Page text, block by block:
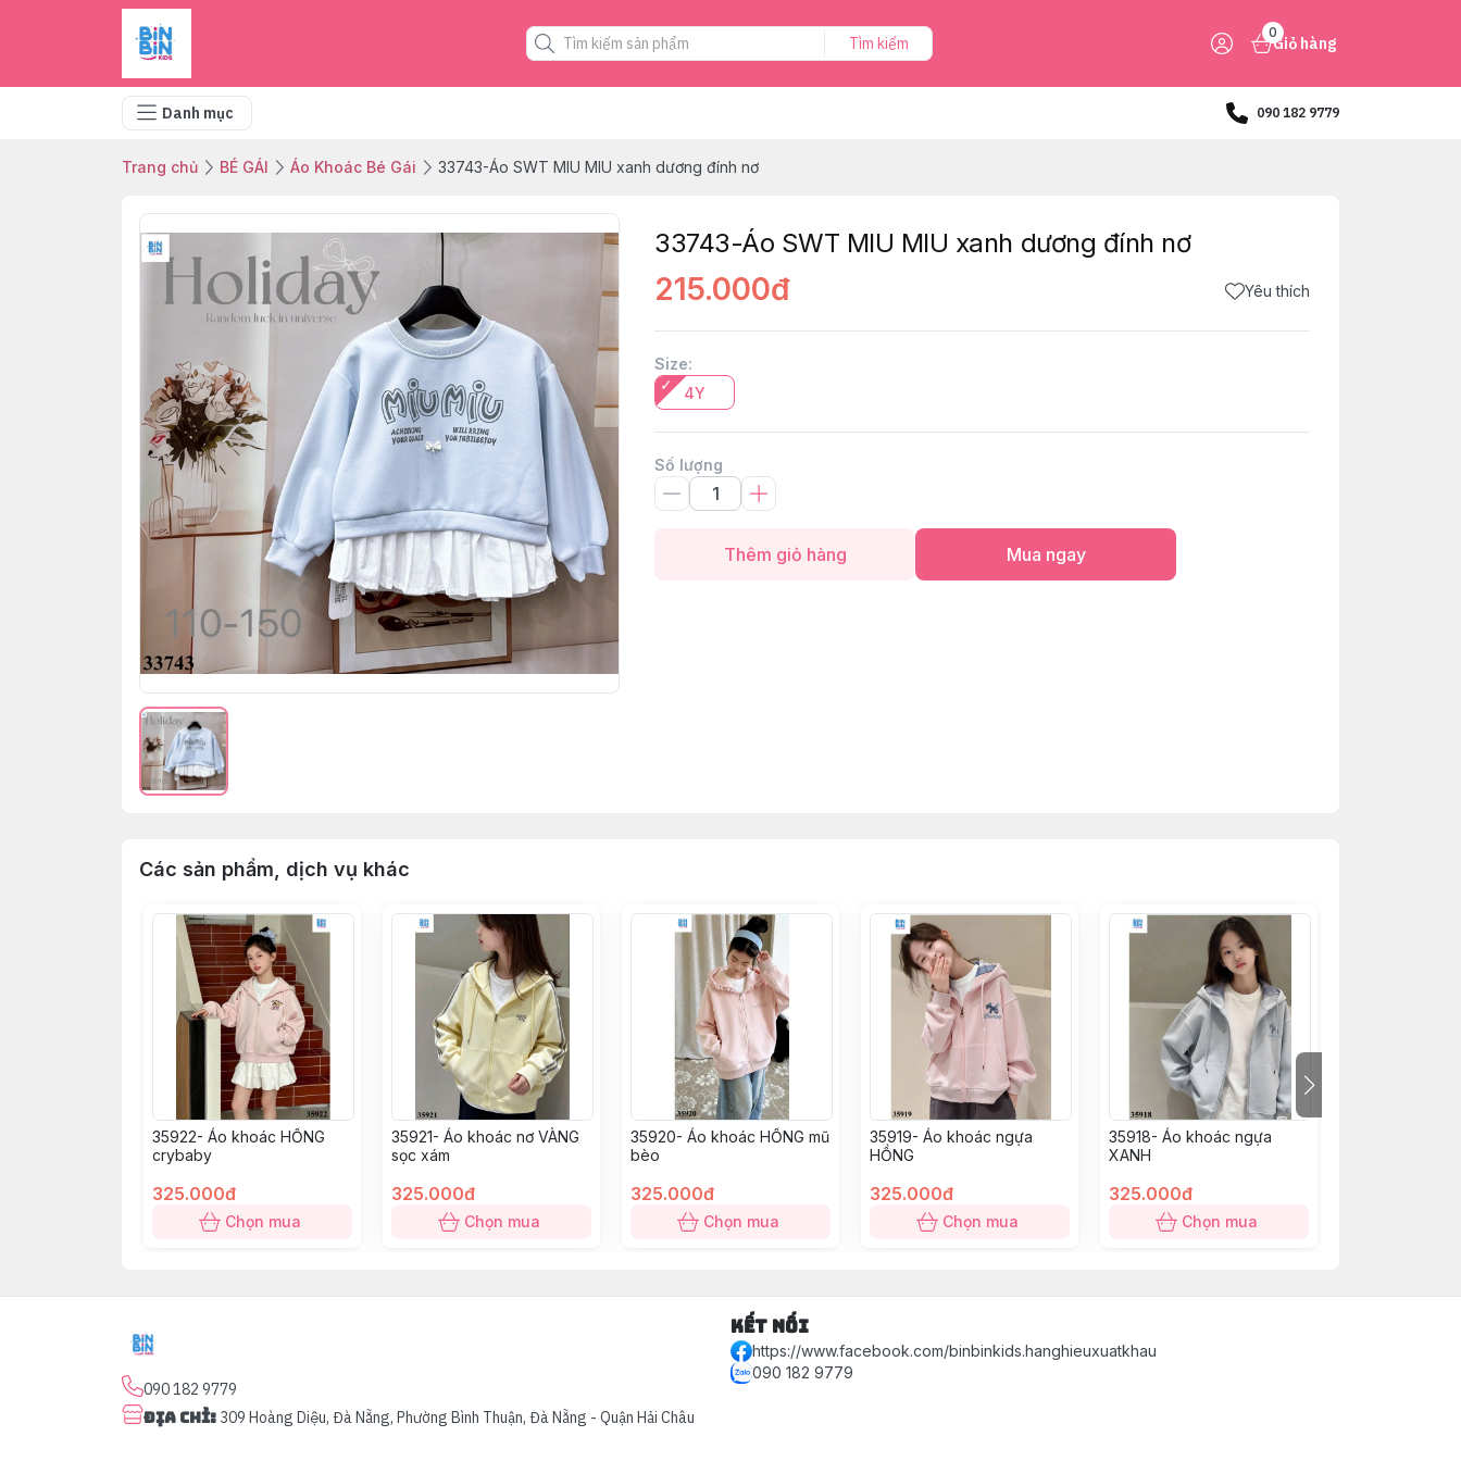
Tìm kiếm
0
Giỏ hàng
Danh mục 090 182 9779
Trang chủ BÉ GÁI Áo Khoác Bé Gái 33743-Áo SWT MIU MIU xanh dương đính nơ
33743-Áo SWT MIU MIU xanh dương đính nơ
215.000đ Yêu thích
Size:
4Y
Số lượng
Thêm giỏ hàng Mua ngay
Các sản phẩm, dịch vụ khác
35922- Áo khoác HỒNG
crybaby
325.000đ
Chọn mua
35921- Áo khoác nơ VÀNG
sọc xám
325.000đ
Chọn mua
35920- Áo khoác HỒNG mũ
bèo
325.000đ
Chọn mua
35919- Áo khoác ngựa
HỒNG
325.000đ
Chọn mua
35918- Áo khoác ngựa
XANH
325.000đ
Chọn mua
090 182 9779
Địa chỉ: 309 Hoàng Diệu, Đà Nẵng, Phường Bình Thuận, Đà Nẵng - Quận Hải Châu
Kết nối
https://www.facebook.com/binbinkids.hanghieuxuatkhau
090 182 9779